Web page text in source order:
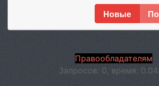
Новые
Правообладателям
Запросов: 0, время: